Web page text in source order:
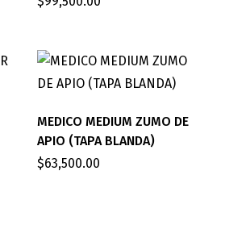
MEDICO MEDIUM ZUMO DE
APIO (TAPA BLANDA)
$63,500.00